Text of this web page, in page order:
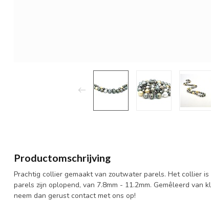
Productomschrijving
Prachtig collier gemaakt van zoutwater parels. Het collier
parels zijn oplopend, van 7.8mm - 11.2mm. Gemêleerd van
neem dan gerust contact met ons op!